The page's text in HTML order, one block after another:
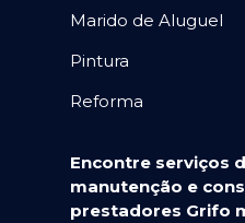
Marido de Aluguel
Pintura
Reforma
Encontre serviços
manutenção e
prestadores Grifo